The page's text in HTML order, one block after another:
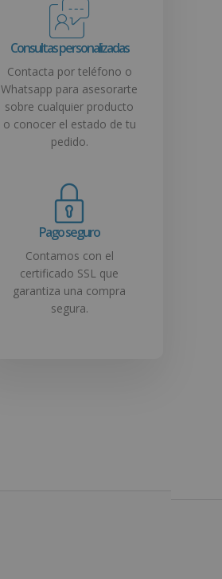
Consultas personalizadas
Contacta por teléfono o
Whatsapp para asesorarte
sobre cualquier producto
o conocer el estado de tu
pedido.
Pago seguro
Contamos con el
certificado SSL que
garantiza una compra
segura.